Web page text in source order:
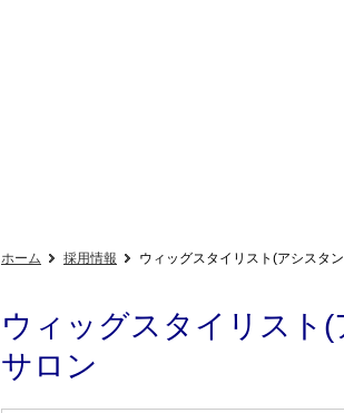
ホーム 採用情報 ウィッグスタイリスト(アシスタ
ウィッグスタイリスト
サロン